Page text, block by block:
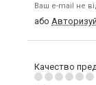
Ваш e-mail не
або
Качество